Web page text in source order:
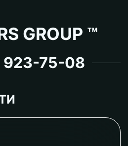
GROUP ™
923-75-08